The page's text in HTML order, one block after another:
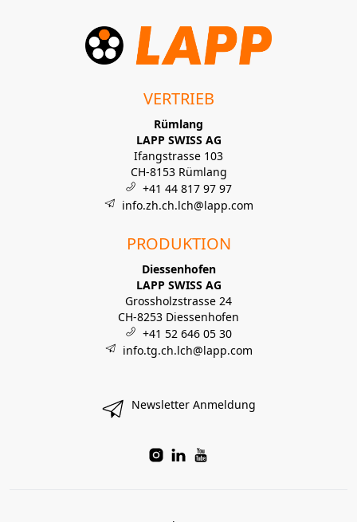
VERTRIEB
Rümlang
LAPP SWISS AG
Ifangstrasse 103
CH-8153 Rümlang
+41 44 817 97 97
info.zh.ch.lch@lapp.com
PRODUKTION
Diessenhofen
LAPP SWISS AG
Grossholzstrasse 24
CH-8253 Diessenhofen
+41 52 646 05 30
info.tg.ch.lch@lapp.com
Newsletter Anmeldung